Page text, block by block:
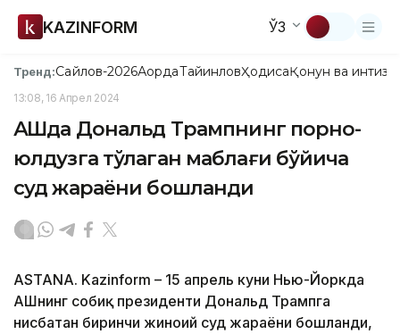
KAZINFORM ЎЗ
Тренд:Сайлов-2026АқордаТайинловҲодисаҚонун ва
13:08, 16 Апрел 2024
АҚШда Дональд Трампнинг порно-
юлдузга тўлаган маблағи бўйича
суд жараёни бошланди
ASTANA. Kazinform – 15 апрель куни Нью-Йоркда
АҚШнинг собиқ президенти Дональд Трампга
нисбатан биринчи жиноий суд жараёни бошланди,